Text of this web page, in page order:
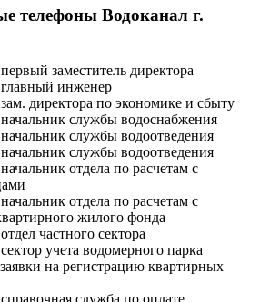
телефоны Водоканал г.
заместитель директора
инженер
директора по экономике и сбыту
службы водоснабжения
службы водоотведения
службы водоотведения
отдела по расчетам с
отдела по расчетам с
жилого фонда
частного сектора
учета водомерного парка
на регистрацию квартирных
служба по оплате